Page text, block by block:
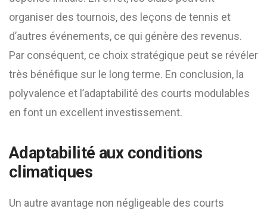
organiser des tournois, des leçons de tennis et
d’autres événements, ce qui génère des revenus.
Par conséquent, ce choix stratégique peut se révéler
très bénéfique sur le long terme. En conclusion, la
polyvalence et l’adaptabilité des courts modulables
en font un excellent investissement.
Adaptabilité aux conditions
climatiques
Un autre avantage non négligeable des courts